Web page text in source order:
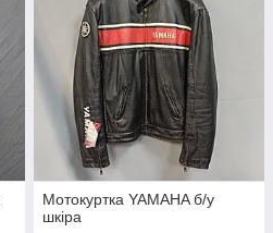
Мотокуртка YAMAHA б/у
шкіра